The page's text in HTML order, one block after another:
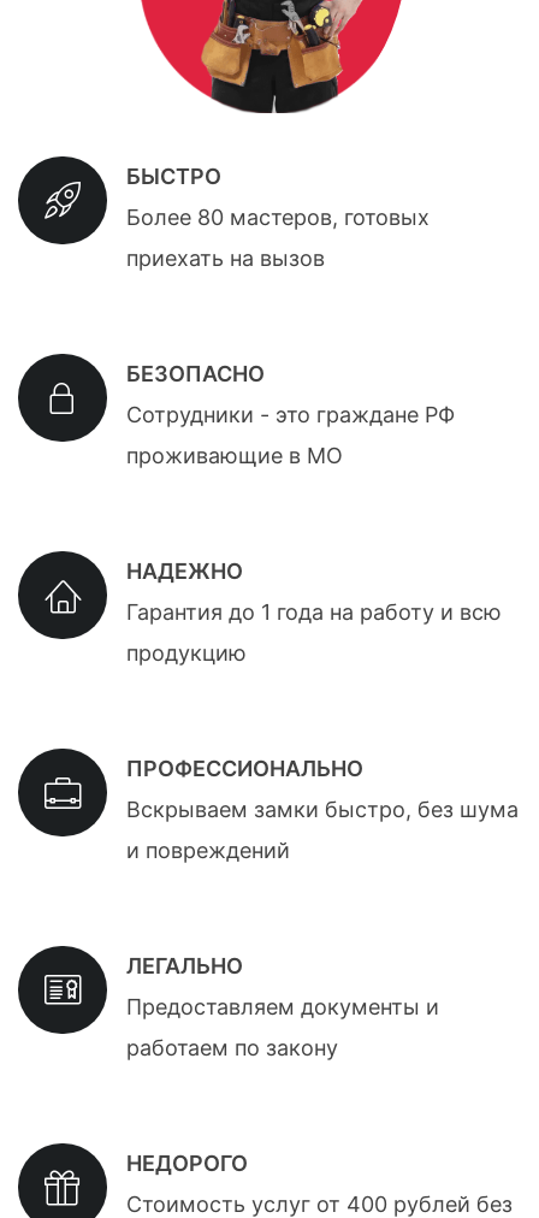
БЫСТРО
Более 80 мастеров, готовых
приехать на вызов
БЕЗОПАСНО
Сотрудники - это граждане РФ
проживающие в МО
НАДЕЖНО
Гарантия до 1 года на работу и всю
продукцию
ПРОФЕССИОНАЛЬНО
Вскрываем замки быстро, без шума
и повреждений
ЛЕГАЛЬНО
Предоставляем документы и
работаем по закону
НЕДОРОГО
Стоимость услуг от 400 рублей без